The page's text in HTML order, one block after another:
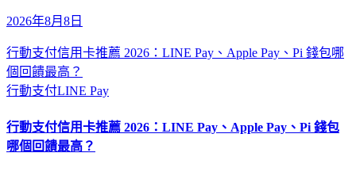
2026年8月8日
行動支付信用卡推薦 2026：LINE Pay、Apple Pay、Pi 錢包哪
個回饋最高？
行動支付LINE Pay
行動支付信用卡推薦 2026：LINE Pay、Apple Pay、Pi 錢包
哪個回饋最高？